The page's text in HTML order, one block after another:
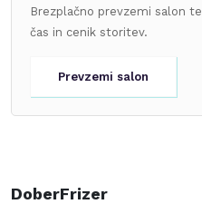
Brezplačno prevzemi salon
čas in cenik storitev.
Prevzemi salon
DoberFrizer